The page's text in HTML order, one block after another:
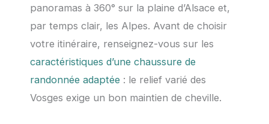
panoramas à 360° sur la plaine d’Alsace et,
par temps clair, les Alpes. Avant de choisir
votre itinéraire, renseignez-vous sur les
caractéristiques d’une chaussure de
randonnée adaptée : le relief varié des
Vosges exige un bon maintien de cheville.